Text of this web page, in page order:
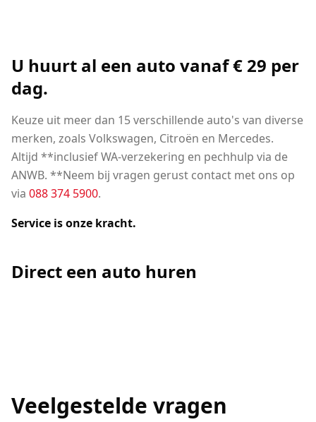
U huurt al een auto vanaf € 29 per
dag.
Keuze uit meer dan 15 verschillende auto's van diverse
merken, zoals Volkswagen, Citroën en Mercedes.
Altijd **inclusief WA-verzekering en pechhulp via de
ANWB. **Neem bij vragen gerust contact met ons op
via 088 374 5900.
Service is onze kracht.
Direct een auto huren
Veelgestelde vragen